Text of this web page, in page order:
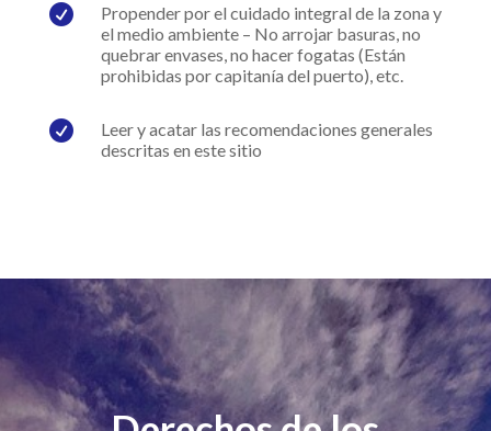

Propender por el cuidado integral de la zona y
el medio ambiente – No arrojar basuras, no
quebrar envases, no hacer fogatas (Están
prohibidas por capitanía del puerto), etc.

Leer y acatar las recomendaciones generales
descritas en este sitio